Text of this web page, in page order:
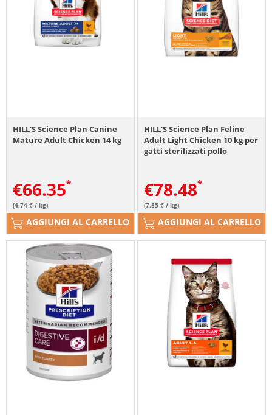
HILL'S Science Plan Canine
Mature Adult Chicken 14 kg
€66.35
(4.74 € / kg)
AGGIUNGI AL CARRELLO
HILL'S Science Plan Feline
Adult Light Chicken 10 kg per
gatti sterilizzati pollo
€78.48
(7.85 € / kg)
AGGIUNGI AL CARRELLO